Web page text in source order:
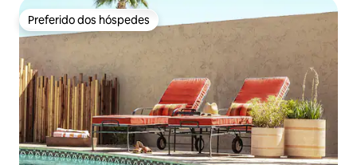
Preferido dos hóspedes
Preferido dos hóspedes